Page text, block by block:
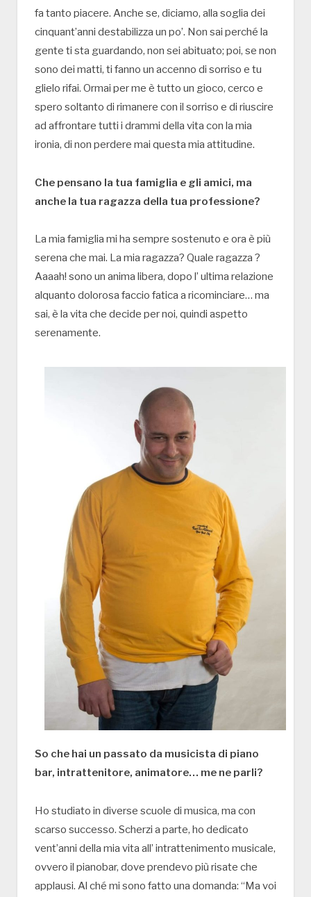
fa tanto piacere. Anche se, diciamo, alla soglia dei
cinquant’anni destabilizza un po’. Non sai perché la
gente ti sta guardando, non sei abituato; poi, se non
sono dei matti, ti fanno un accenno di sorriso e tu
glielo rifai. Ormai per me è tutto un gioco, cerco e
spero soltanto di rimanere con il sorriso e di riuscire
ad affrontare tutti i drammi della vita con la mia
ironia, di non perdere mai questa mia attitudine.
Che pensano la tua famiglia e gli amici, ma
anche la tua ragazza della tua professione?
La mia famiglia mi ha sempre sostenuto e ora è più
serena che mai. La mia ragazza? Quale ragazza ?
Aaaah! sono un anima libera, dopo l’ ultima relazione
alquanto dolorosa faccio fatica a ricominciare… ma
sai, è la vita che decide per noi, quindi aspetto
serenamente.
So che hai un passato da musicista di piano
bar, intrattenitore, animatore… me ne parli?
Ho studiato in diverse scuole di musica, ma con
scarso successo. Scherzi a parte, ho dedicato
vent’anni della mia vita all’ intrattenimento musicale,
ovvero il pianobar, dove prendevo più risate che
applausi. Al ché mi sono fatto una domanda: “Ma voi